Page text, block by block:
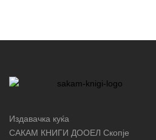
Издавачка куќа
САКАМ КНИГИ ДООЕЛ Скопје